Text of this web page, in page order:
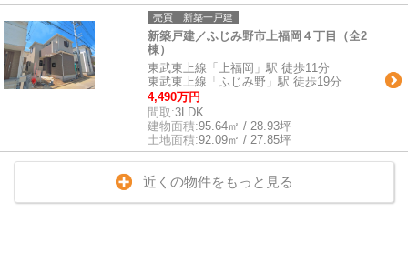
売買｜新築一戸建
新築戸建／ふじみ野市上福岡４丁目（全2
棟）
東武東上線「上福岡」駅 徒歩11分
東武東上線「ふじみ野」駅 徒歩19分
4,490万円
間取:3LDK
建物面積:95.64㎡ / 28.93坪
土地面積:92.09㎡ / 27.85坪
近くの物件をもっと見る